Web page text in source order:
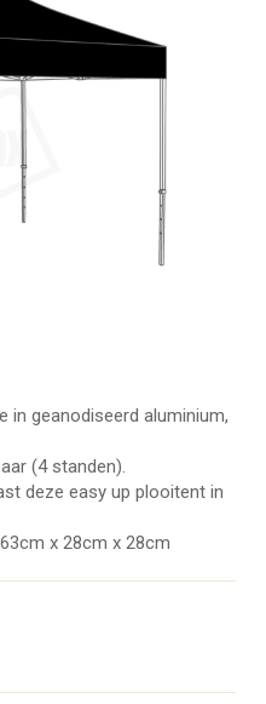
in geanodiseerd aluminium,
(4 standen).
deze easy up plooitent in
x 28cm x 28cm